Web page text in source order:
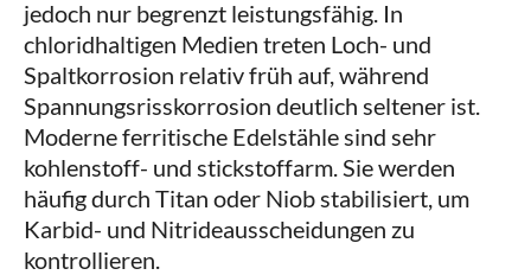
jedoch nur begrenzt leistungsfähig. In
chloridhaltigen Medien treten Loch- und
Spaltkorrosion relativ früh auf, während
Spannungsrisskorrosion deutlich seltener ist.
Moderne ferritische Edelstähle sind sehr
kohlenstoff- und stickstoffarm. Sie werden
häufig durch Titan oder Niob stabilisiert, um
Karbid- und Nitrideausscheidungen zu
kontrollieren.